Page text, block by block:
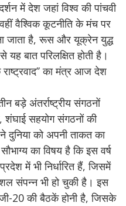
में देश जहां विश्व की पांचवी
वैश्विक कूटनीति के मंच पर
जाता है, रूस और यूक्रेन युद्ध
यह बात परिलक्षित होती है।
का मंत्र आज देश
बड़े अंतर्राष्ट्रीय संगठनों
शंघाई सहयोग संगठनों की
दुनिया को अपनी ताकत का
का विषय है कि इस वर्ष
में भी निर्धारित हैं, जिसमें
संपन्न भी हो चुकी है। इस
20 की बैठकें होनी है, जिसके